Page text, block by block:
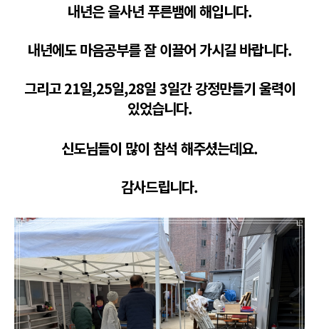
내년은 을사년 푸른뱀에 해입니다.
내년에도 마음공부를 잘 이끌어 가시길 바랍니다.
그리고 21일,25일,28일 3일간 강정만들기 울력이
있었습니다.
신도님들이 많이 참석 해주셨는데요.
감사드립니다.